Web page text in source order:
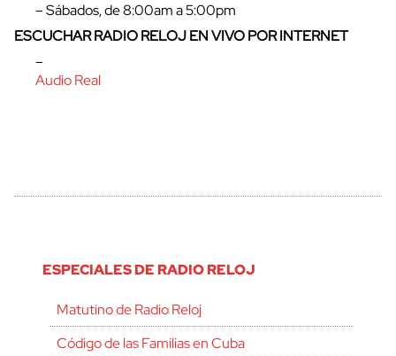
– Sábados, de 8:00am a 5:00pm
ESCUCHAR RADIO RELOJ EN VIVO POR INTERNET
–
Audio Real
ESPECIALES DE RADIO RELOJ
Matutino de Radio Reloj
Código de las Familias en Cuba